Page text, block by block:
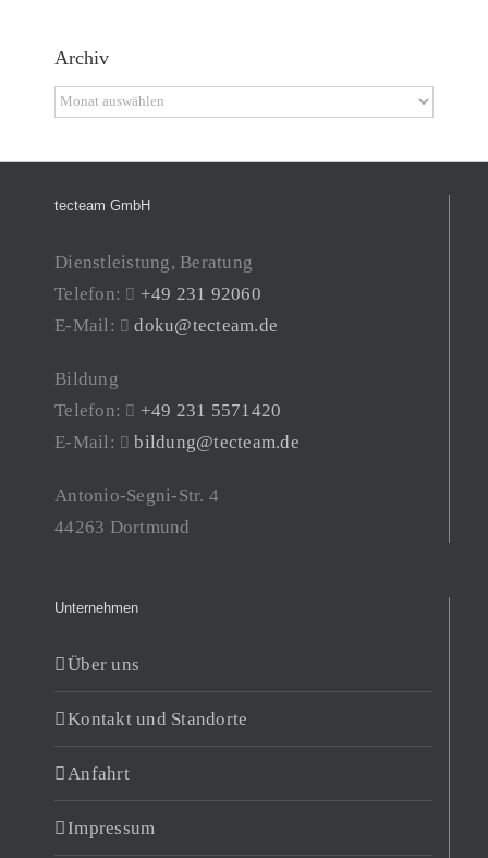
Archiv
Archiv
tecteam GmbH
Dienstleistung, Beratung
Telefon:
+49 231 92060
E-Mail:
doku@tecteam.de
Bildung
Telefon:
+49 231 5571420
E-Mail:
bildung@tecteam.de
Antonio-Segni-Str. 4
44263 Dortmund
Unternehmen
Über uns
Kontakt und Standorte
Anfahrt
Impressum